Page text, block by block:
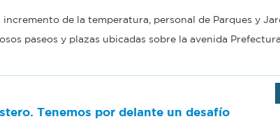
de la temperatura, personal de Parques y
paseos y plazas ubicadas sobre la avenida
Tenemos por delante un desafío